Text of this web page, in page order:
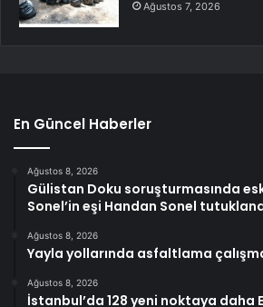
Ağustos 7, 2026
En Güncel Haberler
Ağustos 8, 2026
Gülistan Doku soruşturmasında
Sonel’in eşi Handan Sonel
Ağustos 8, 2026
Yayla yollarında asfaltlama
Ağustos 8, 2026
İstanbul’da 128 yeni noktaya daha